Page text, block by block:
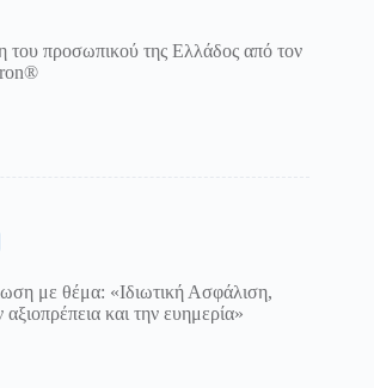
προσωπικού της Ελλάδος από τον
με θέμα: «Ιδιωτική Ασφάλιση,
και την ευημερία»